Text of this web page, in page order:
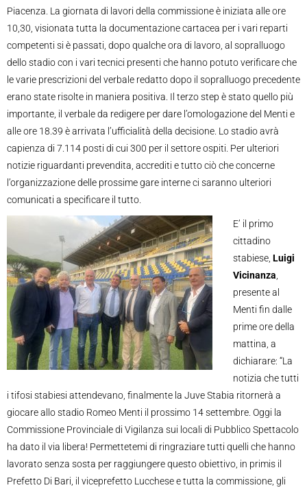
Piacenza. La giornata di lavori della commissione è iniziata alle ore
10,30, visionata tutta la documentazione cartacea per i vari reparti
competenti si è passati, dopo qualche ora di lavoro, al sopralluogo
dello stadio con i vari tecnici presenti che hanno potuto verificare che
le varie prescrizioni del verbale redatto dopo il sopralluogo precedente
erano state risolte in maniera positiva. Il terzo step è stato quello più
importante, il verbale da redigere per dare l’omologazione del Menti e
alle ore 18.39 è arrivata l’ufficialità della decisione. Lo stadio avrà
capienza di 7.114 posti di cui 300 per il settore ospiti. Per ulteriori
notizie riguardanti prevendita, accrediti e tutto ciò che concerne
l’organizzazione delle prossime gare interne ci saranno ulteriori
comunicati a specificare il tutto.
E’ il primo
cittadino
stabiese, Luigi
Vicinanza
presente al
Menti fin dalle
prime ore della
mattina, a
dichiarare: “La
notizia che tutti
i tifosi stabiesi attendevano, finalmente la Juve Stabia ritornerà a
giocare allo stadio Romeo Menti il prossimo 14 settembre. Oggi la
Commissione Provinciale di Vigilanza sui locali di Pubblico Spettacolo
ha dato il via libera! Permettetemi di ringraziare tutti quelli che hanno
lavorato senza sosta per raggiungere questo obiettivo, in primis il
Prefetto Di Bari, il viceprefetto Lucchese e tutta la commissione, gli